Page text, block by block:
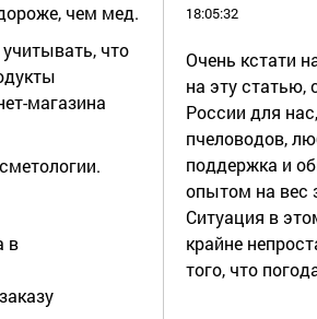
чем мед.
что
магазина
в
18:05:32
Очень кстати
на эту статью,
России для нас,
пчеловодов,
поддержка и
опытом на вес
Ситуация в
крайне
того, что